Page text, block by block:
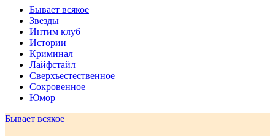
Бывает всякое
Звезды
Интим клуб
Истории
Криминал
Лайфстайл
Сверхъестественное
Сокровенное
Юмор
Бывает всякое